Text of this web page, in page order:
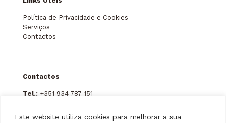
Este website utiliza cookies para melhorar a sua
Política de Privacidade e Cookies
Serviços
Contactos
Contactos
Tel.: +351 934 787 151